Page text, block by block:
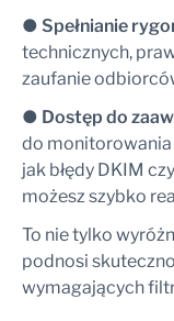
● Spełnianie
technicznych,
zaufanie
● Dostęp do
do
jak błędy DKIM
możesz szybko
To nie tylko
podnosi
wymagających